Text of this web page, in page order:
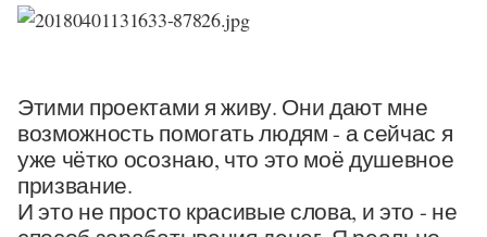
Этими проектами я живу. Они дают мне
возможность помогать людям - а сейчас я
уже чётко осознаю, что это моё душевное
призвание.
И это не просто красивые слова, и это - не